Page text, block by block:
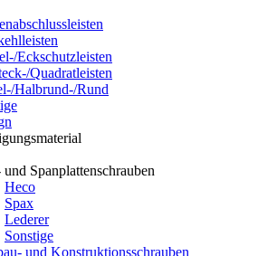
Eckschutzleisten
Quadratleisten
Halbrund-/Rund
Spanplattenschrauben
Heco
Spax
Lederer
Sonstige
und Konstruktionsschrauben